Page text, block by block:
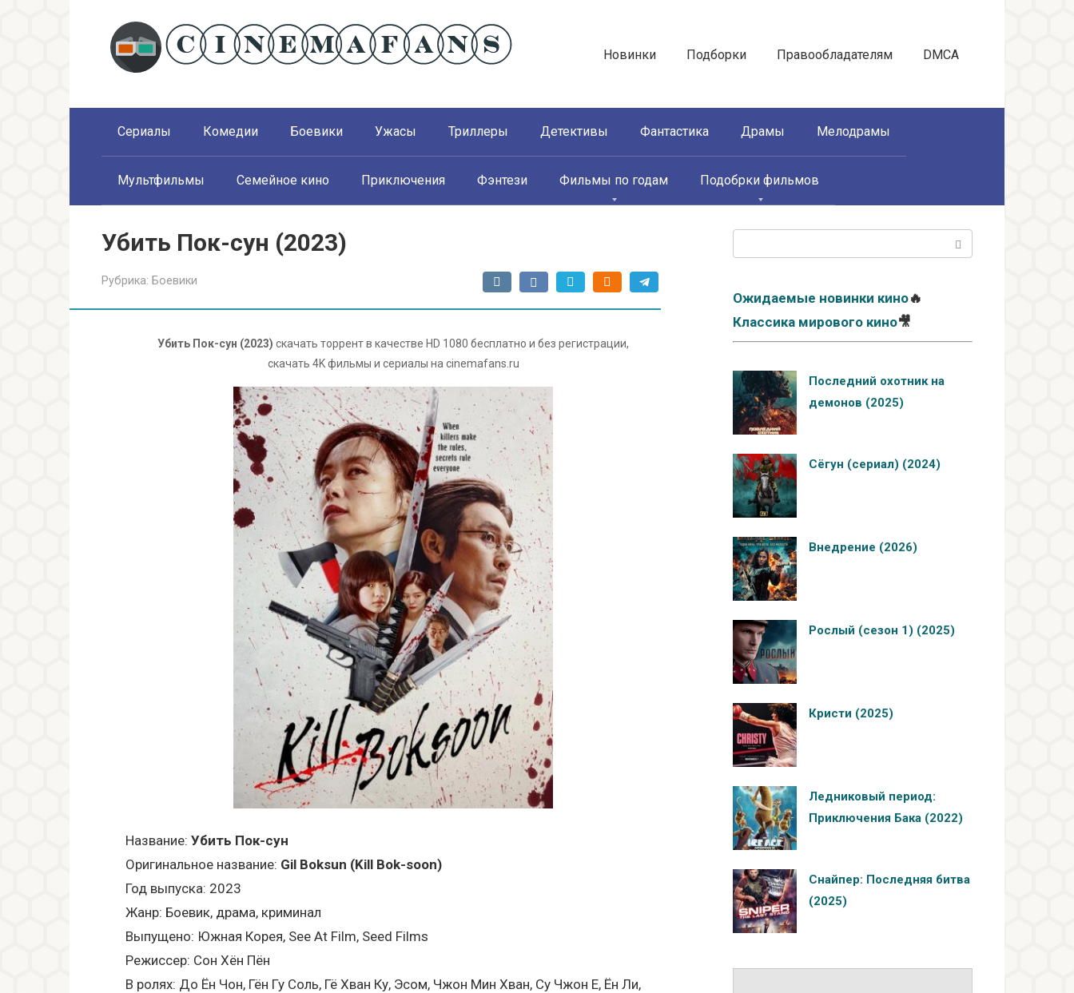
Новинки Подборки Правообладателям DMCA
Сериалы Комедии Боевики Ужасы Триллеры Детективы Фантастика Драмы Мелодрамы
Мультфильмы Семейное кино Приключения Фэнтези Фильмы по годам Подобрки фильмов
Убить Пок-сун (2023)
Рубрика: Боевики
Убить Пок-сун (2023) скачать торрент в качестве HD 1080 бесплатно и без регистрации,
скачать 4K фильмы и сериалы на cinemafans.ru
Название: Убить Пок-сун
Оригинальное название: Gil Boksun (Kill Bok-soon)
Год выпуска: 2023
Жанр: Боевик, драма, криминал
Выпущено: Южная Корея, See At Film, Seed Films
Режиссер: Сон Хён Пён
В ролях: До Ён Чон, Гён Гу Соль, Гё Хван Ку, Эсом, Чжон Мин Хван, Су Чжон Е, Ён Ли,
Ожидаемые новинки кино🔥
Классика мирового кино🎥
Последний охотник на
демонов (2025)
Сёгун (сериал) (2024)
Внедрение (2026)
Рослый (сезон 1) (2025)
Кристи (2025)
Ледниковый период:
Приключения Бака (2022)
Снайпер: Последняя битва
(2025)